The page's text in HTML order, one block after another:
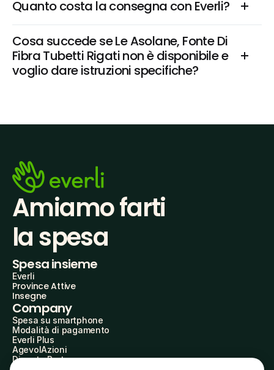
Quanto costa la consegna con Everli?
Cosa succede se Le Asolane, Fonte Di
Fibra Tubetti Rigati non è disponibile e
voglio dare istruzioni specifiche?
Amiamo farti
la spesa
Spesa insieme
Everli
Province Attive
Insegne
Company
Spesa su smartphone
Modalità di pagamento
Everli Plus
AgevolAzioni
Diventa Partner